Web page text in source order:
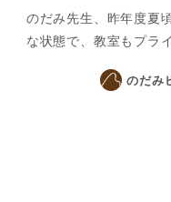
のだみ先生、昨年度夏
な状態で、教室もプラ
のだみ